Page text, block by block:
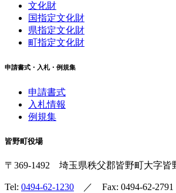
文化財
国指定文化財
県指定文化財
町指定文化財
申請書式・入札・例規集
申請書式
入札情報
例規集
皆野町役場
〒369-1492 埼玉県秩父郡皆野町 大字皆
Tel: 0494-62-1230 ／ Fax: 0494-62-2791